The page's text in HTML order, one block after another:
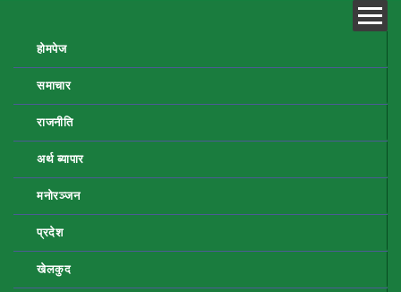
होमपेज
समाचार
राजनीति
अर्थ ब्यापार
मनोरञ्जन
प्रदेश
खेलकुद